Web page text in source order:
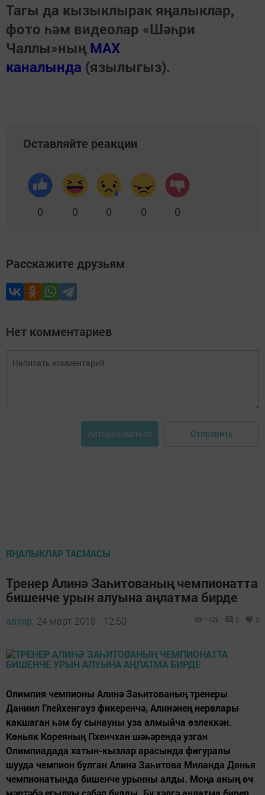
Тагы да кызыклырак яңалыклар,
фото һәм видеолар «Шәһри
Чаллы»ның MAX
каналында (язылыгыз).
Оставляйте реакции
0 0 0 0 0
Расскажите друзьям
Нет комментариев
Авторизоваться Отправить
ЯҢАЛЫКЛАР ТАСМАСЫ
Тренер Алинә Заһитованың чемпионатта
бишенче урын алуына аңлатма бирде
автор, 24 март 2018 - 12:50 1429 0 0
Олимпия чемпионы Алинә Заһитованың тренеры
Даниил Глейхенгауз фикеренчә, Алинәнең нервлары
какшаган һәм бу сынауны уза алмыйча өзлеккән.
Көньяк Кореяның Пхенчхан шәһәрендә узган
Олимпиадада хатын-кызлар арасында фигуралы
шууда чемпион булган Алинә Заһитова Миланда Дөнья
чемпионатында бишенче урынны алды. Моңа аның өч